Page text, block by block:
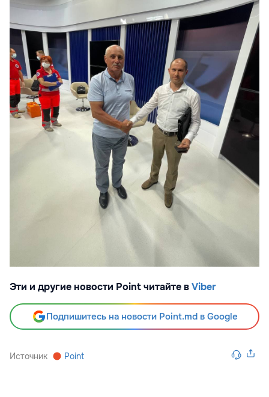
Эти и другие новости Point читайте вViber
Подпишитесь на новости Point.md в Google
Источник Point